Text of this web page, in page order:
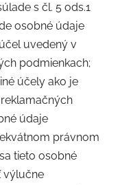
s čl. 5 ods.1
osobné údaje
uvedený v
podmienkach;
účely ako je
údaje
právnom
tieto osobné
výlučne